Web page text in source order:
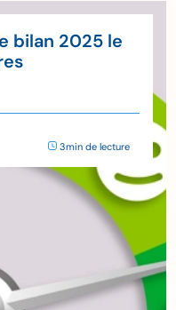
bilan 2025 le
3min de lecture